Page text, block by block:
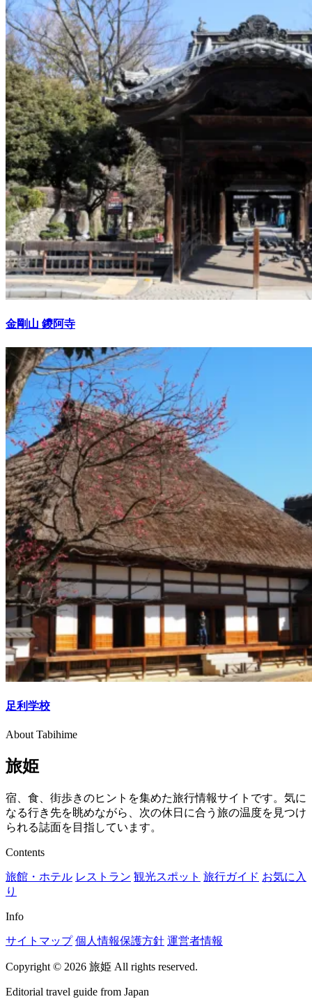
金剛山 鑁阿寺
足利学校
About Tabihime
旅姫
宿、食、街歩きのヒントを集めた旅行情報サイトです。気に
なる行き先を眺めながら、次の休日に合う旅の温度を見つけ
られる誌面を目指しています。
Contents
旅館・ホテル レストラン 観光スポット 旅行ガイド お気に入
り
Info
サイトマップ 個人情報保護方針 運営者情報
Copyright © 2026 旅姫 All rights reserved.
Editorial travel guide from Japan